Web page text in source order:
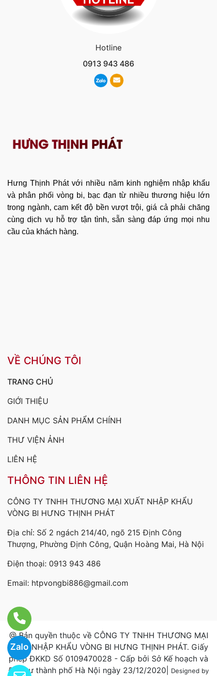
Zalo
Hotline
0913 943 486
Hưng Thịnh Phát với nhiều năm kinh nghiệm nhập khẩu
và phân phối vòng bi, bạc đạn từ nhiều thương hiệu lớn
trong ngành, cam kết độ bền vượt trội, giá cả phải chăng
cùng dịch vụ hỗ trợ tận tình, sẵn sàng đáp ứng mọi nhu
cầu của khách hàng.
VỀ CHÚNG TÔI
TRANG CHỦ
GIỚI THIỆU
DANH MỤC SẢN PHẨM CHÍNH
THƯ VIỆN ẢNH
LIÊN HỆ
THÔNG TIN LIÊN HỆ
CÔNG TY TNHH THƯƠNG MẠI XUẤT NHẬP KHẨU
VÒNG BI HƯNG THỊNH PHÁT
Địa chỉ: Số 2 ngách 214/40, ngõ 215 Định Công
Thượng, Phường Định Công, Quận Hoàng Mai, Hà Nội
Điện thoại: 0913 943 486
Email: htpvongbi886@gmail.com
@ Bản quyền thuộc về CÔNG TY TNHH THƯƠNG MẠI
XUẤT NHẬP KHẨU VÒNG BI HƯNG THỊNH PHÁT. Giấy
phép ĐKKD Số 0109470028 - Cấp bởi Sở Kế hoạch và
Đầu tư thành phố Hà Nội ngày 23/12/2020|
Designed by